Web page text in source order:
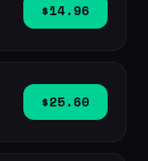
$14.96
$25.60